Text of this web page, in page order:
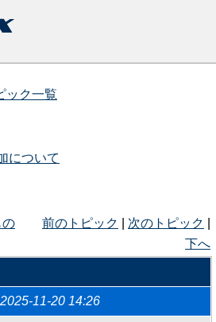
ック一覧
について
の
前のトピック 次のトピック
下へ
2025-11-20 14:26